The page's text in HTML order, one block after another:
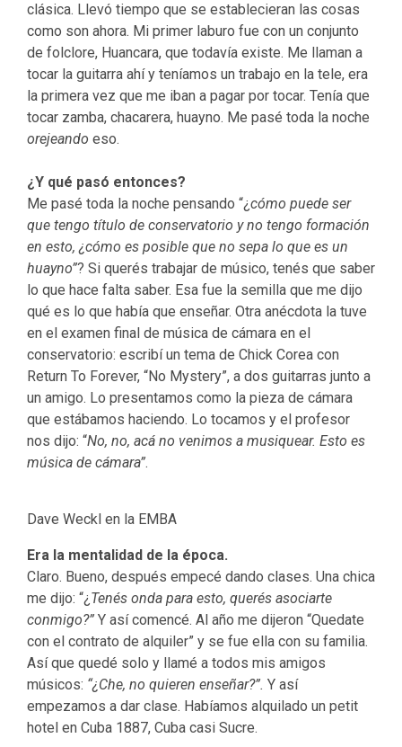
clásica. Llevó tiempo que se establecieran las cosas
como son ahora. Mi primer laburo fue con un conjunto
de folclore, Huancara, que todavía existe. Me llaman a
tocar la guitarra ahí y teníamos un trabajo en la tele, era
la primera vez que me iban a pagar por tocar. Tenía que
tocar zamba, chacarera, huayno. Me pasé toda la noche
orejeando eso.
¿Y qué pasó entonces?
Me pasé toda la noche pensando “¿cómo puede ser
que tengo título de conservatorio y no tengo formación
en esto, ¿cómo es posible que no sepa lo que es un
huayno”? Si querés trabajar de músico, tenés que saber
lo que hace falta saber. Esa fue la semilla que me dijo
qué es lo que había que enseñar. Otra anécdota la tuve
en el examen final de música de cámara en el
conservatorio: escribí un tema de Chick Corea con
Return To Forever, “No Mystery”, a dos guitarras junto a
un amigo. Lo presentamos como la pieza de cámara
que estábamos haciendo. Lo tocamos y el profesor
nos dijo: “No, no, acá no venimos a musiquear. Esto es
música de cámara”.
Dave Weckl en la EMBA
Era la mentalidad de la época.
Claro. Bueno, después empecé dando clases. Una chica
me dijo: “¿ Tenés onda para esto, querés asociarte
conmigo?” Y así comencé. Al año me dijeron “Quedate
con el contrato de alquiler” y se fue ella con su familia.
Así que quedé solo y llamé a todos mis amigos
músicos: “¿Che, no quieren enseñar?”. Y así
empezamos a dar clase. Habíamos alquilado un petit
hotel en Cuba 1887, Cuba casi Sucre.